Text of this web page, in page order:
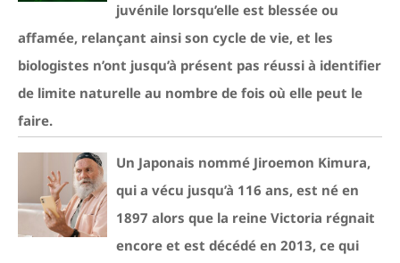
juvénile lorsqu’elle est blessée ou
affamée, relançant ainsi son cycle de vie, et les
biologistes n’ont jusqu’à présent pas réussi à identifier
de limite naturelle au nombre de fois où elle peut le
faire.
Un Japonais nommé Jiroemon Kimura,
qui a vécu jusqu’à 116 ans, est né en
1897 alors que la reine Victoria régnait
encore et est décédé en 2013, ce qui